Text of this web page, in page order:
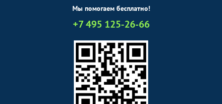
Мы помогаем бесплатно!
+7 495 125-26-66